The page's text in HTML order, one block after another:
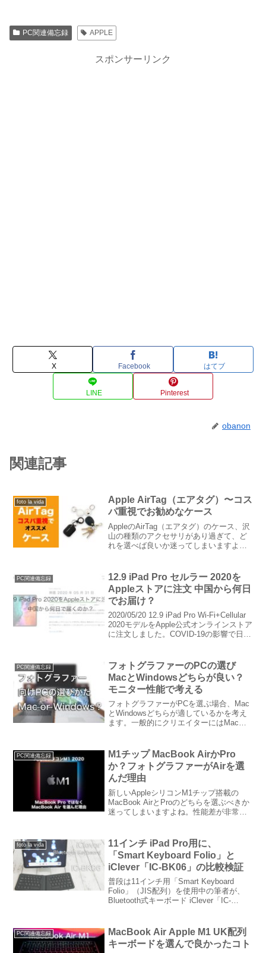
PC関連備忘録 APPLE
スポンサーリンク
X Facebook はてブ
LINE Pinterest
obanon
関連記事
foto la vida
Apple AirTag（エアタグ）〜コス
パ重視でお勧めなケース
AppleのAirTag（エアタグ）のケース、沢
山の種類のアクセサリがあり過ぎて、ど
れを選べば良いか迷ってしまいますよ
ます。やはりケースは必要！でも高価な
のはチョッと・...
PC関連備忘録
12.9 iPad Pro セルラー 2020を
Appleストアに注文 中国から何日
でお届け？
2020/05/20 12.9 iPad Pro Wi-Fi+Cellular
2020モデルをApple公式オンラインストア
に注文しました。COVID-19の影響で日本
す。
PC関連備忘録
フォトグラファーのPCの選び
MacとWindowsどちらが良い？
モニター性能で考える
フォトグラファーがPCを選ぶ場合、Mac
とWindowsどちらが適しているかを考え
ます。一般的にクリエイターにはMacが
らがベストなのでしょうか？スチルメイ
ンが趣味のカメラマン目線で書いていま
すが、動画やデザイン系の方にも参考に
なれば幸いです。
PC関連備忘録
M1チップ MacBook AirかPro
か？フォトグラファーがAirを選
んだ理由
新しいAppleシリコンM1チップ搭載の
MacBook AirとProのどちらを選ぶべきか
迷ってしまいますよね。性能差が非常に
らの機種がお勧めなのかを考察していま
す。
foto la vida
11インチ iPad Pro用に、
「Smart Keyboard Folio」と
iClever「IC-BK06」の比較検証
普段は11インチ用「Smart Keyboard
Folio」（JIS配列）を使用中の筆者が、
Bluetooth式キーボード iClever「IC-
な観点から検証していきます。
PC関連備忘録
MacBook Air Apple M1 UK配列
キーボードを選んで良かったコト